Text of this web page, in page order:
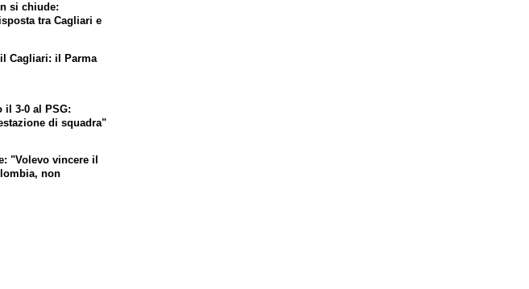
si chiude:
tra Cagliari e
Cagliari: il Parma
il 3-0 al PSG:
di squadra"
"Volevo vincere il
non